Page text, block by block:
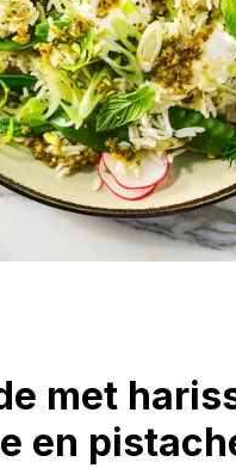
met
en